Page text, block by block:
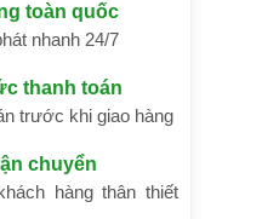
toàn quốc
nhanh 24/7
thanh toán
trước khi giao hàng
chuyển
hàng thân thiết